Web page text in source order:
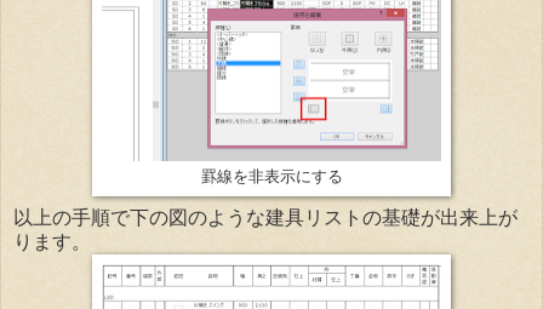
罫線を非表示にする
以上の手順で下の図のような建具リストの基礎が出来上が
ります。